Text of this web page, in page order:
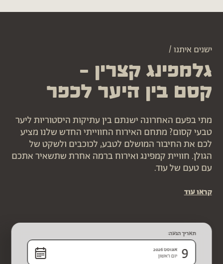
ישנים איתנו /
גלמפינג קצרין –
קסם בין היער לכפר
מתי בפעם האחרונה ישנתם בין עתיקות היסטוריות ליער
טבעי קסום? מתחם האירוח החווייתי החדש שלנו מציע
לכם את החיבור המושלם לטבע, לכוכבים ולשקט של
הגולן. חוויית קמפינג ואירוח ברמה אחרת שתשאיר אתכם
עם טעם של עוד.
קראו עוד
תאריך הגעה:
9 אוגוסט 2026
יום ראשון